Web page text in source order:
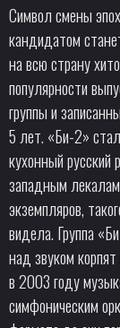
Символ смены
кандидатом
на всю страну
популярности
группы и
5 лет. «Би-2»
кухонный русский
западным
экземпляров,
видела. Группа
над звуком
в 2003 году
симфоническим